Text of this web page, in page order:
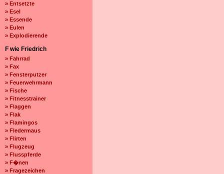
» Entsetzte
» Esel
» Essende
» Eulen
» Explodierende
F wie Friedrich
» Fahrrad
» Fax
» Fensterputzer
» Feuerwehrmann
» Fische
» Fitnesstrainer
» Flaggen
» Flak
» Flamingos
» Fledermaus
» Flirten
» Flugzeug
» Flusspferde
» F�nen
» Fragezeichen